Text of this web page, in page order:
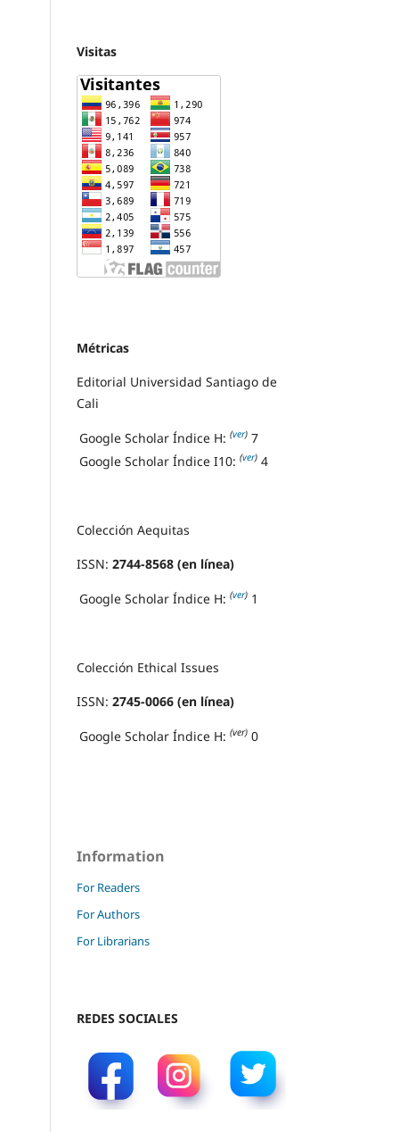
Visitas
Métricas
Editorial Universidad Santiago de
Cali
Google Scholar Índice H: (ver) 7
Google Scholar Índice I10: (ver) 4
Colección Aequitas
ISSN: 2744-8568 (en línea)
Google Scholar Índice H: (ver) 1
Colección Ethical Issues
ISSN: 2745-0066 (en línea)
Google Scholar Índice H: (ver) 0
Information
For Readers
For Authors
For Librarians
REDES SOCIALES